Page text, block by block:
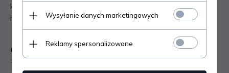
klimatyzacyjnych, wentylacyjnych oraz do klejenia
izolacji kominków.
Charakterystyka:
- odporność: do 350°C
Wysyłanie danych marketingowych
Reklamy spersonalizowane